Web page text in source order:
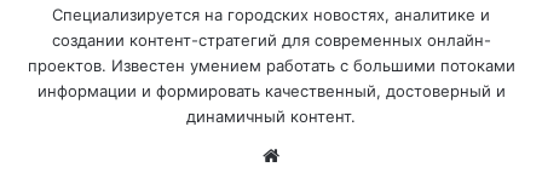
Специализируется на городских новостях, аналитике и
создании контент-стратегий для современных онлайн-
проектов. Известен умением работать с большими потоками
информации и формировать качественный, достоверный и
динамичный контент.